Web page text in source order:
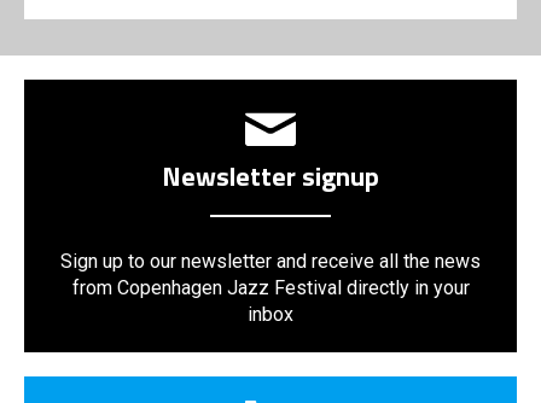
Newsletter signup
Sign up to our newsletter and receive all the news
from Copenhagen Jazz Festival directly in your
inbox